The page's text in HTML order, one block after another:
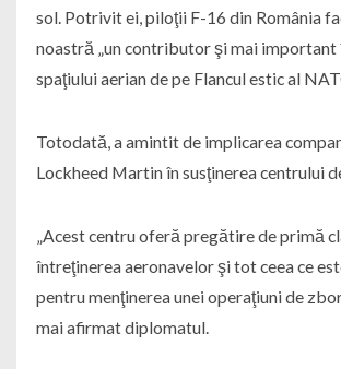
sol. Potrivit ei, piloţii F-16 din România
noastră „un contributor şi mai important
spaţiului aerian de pe Flancul estic al
Totodată, a amintit de implicarea
Lockheed Martin în susţinerea centrului
„Acest centru oferă pregătire de primă
întreţinerea aeronavelor şi tot ceea ce
pentru menţinerea unei operaţiuni de zbor
mai afirmat diplomatul.